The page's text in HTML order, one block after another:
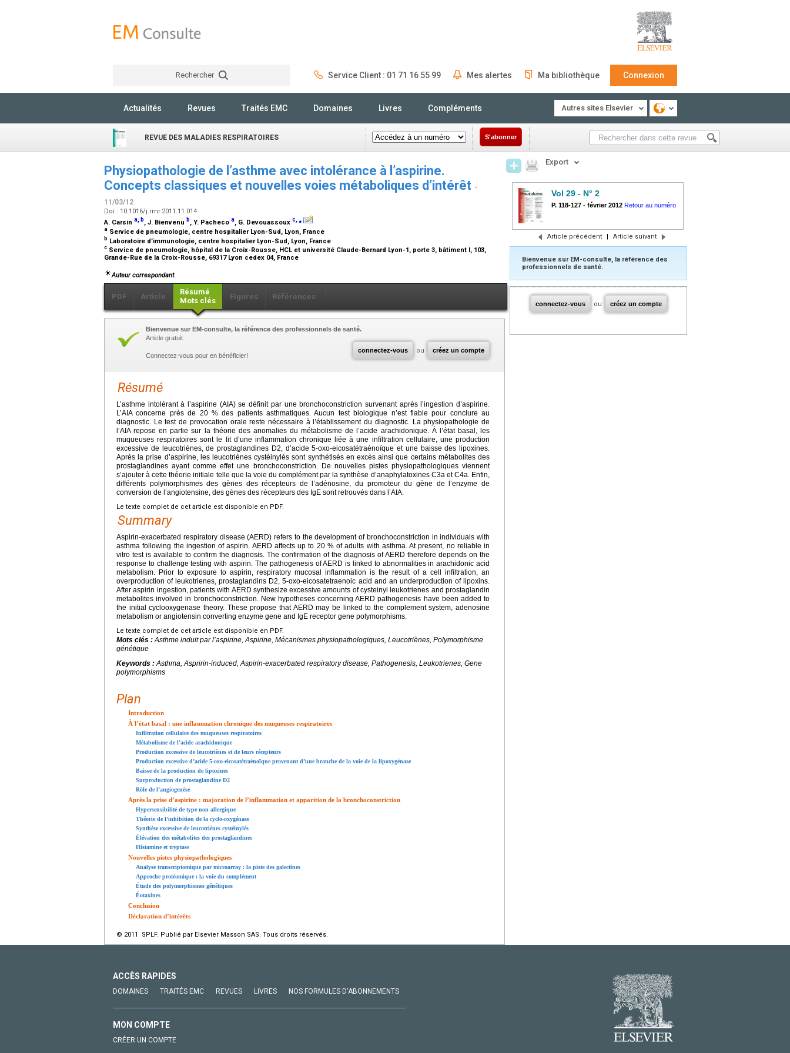
Rechercher Service Client : 01 71 16 55 99 Mes alertes Ma bibliothèque Connexion
Actualités Revues Traités EMC Domaines Livres Compléments Autres sites Elsevier
REVUE DES MALADIES RESPIRATOIRES S'abonner
Physiopathologie de l’asthme avec intolérance à l’aspirine.
Concepts classiques et nouvelles voies métaboliques d’intérêt -
11/03/12
Doi : 10.1016/j.rmr.2011.11.014
A. Carsin a, b, J. Bienvenu b, Y. Pacheco a, G. Devouassoux c,⁎
a Service de pneumologie, centre hospitalier Lyon-Sud, Lyon, France
b Laboratoire d’immunologie, centre hospitalier Lyon-Sud, Lyon, France
c Service de pneumologie, hôpital de la Croix-Rousse, HCL et université Claude-Bernard Lyon-1, porte 3, bâtiment I, 103,
Grande-Rue de la Croix-Rousse, 69317 Lyon cedex 04, France
Auteur correspondant.
PDF Article
Résumé
Mots clés
Figures Références
connectez-vous ou créez un compte
Bienvenue sur EM-consulte, la référence des professionnels de santé.
Article gratuit.
Connectez-vous pour en bénéficier!
Résumé
L’asthme intolérant à l’aspirine (AIA) se définit par une bronchoconstriction survenant après l’ingestion d’aspirine.
L’AIA concerne près de 20 % des patients asthmatiques. Aucun test biologique n’est fiable pour conclure au
diagnostic. Le test de provocation orale reste nécessaire à l’établissement du diagnostic. La physiopathologie de
l’AIA repose en partie sur la théorie des anomalies du métabolisme de l’acide arachidonique. À l’état basal, les
muqueuses respiratoires sont le lit d’une inflammation chronique liée à une infiltration cellulaire, une production
excessive de leucotriènes, de prostaglandines D2, d’acide 5-oxo-eicosatétraénoïque et une baisse des lipoxines.
Après la prise d’aspirine, les leucotriènes cystéinylés sont synthétisés en excès ainsi que certains métabolites des
prostaglandines ayant comme effet une bronchoconstriction. De nouvelles pistes physiopathologiques viennent
s’ajouter à cette théorie initiale telle que la voie du complément par la synthèse d’anaphylatoxines C3a et C4a. Enfin,
différents polymorphismes des gènes des récepteurs de l’adénosine, du promoteur du gène de l’enzyme de
conversion de l’angiotensine, des gènes des récepteurs des IgE sont retrouvés dans l’AIA.
Le texte complet de cet article est disponible en PDF.
Summary
Aspirin-exacerbated respiratory disease (AERD) refers to the development of bronchoconstriction in individuals with
asthma following the ingestion of aspirin. AERD affects up to 20 % of adults with asthma. At present, no reliable in
vitro test is available to confirm the diagnosis. The confirmation of the diagnosis of AERD therefore depends on the
response to challenge testing with aspirin. The pathogenesis of AERD is linked to abnormalities in arachidonic acid
metabolism. Prior to exposure to aspirin, respiratory mucosal inflammation is the result of a cell infiltration, an
overproduction of leukotrienes, prostaglandins D2, 5-oxo-eicosatetraenoic acid and an underproduction of lipoxins.
After aspirin ingestion, patients with AERD synthesize excessive amounts of cysteinyl leukotrienes and prostaglandin
metabolites involved in bronchoconstriction. New hypotheses concerning AERD pathogenesis have been added to
the initial cyclooxygenase theory. These propose that AERD may be linked to the complement system, adenosine
metabolism or angiotensin converting enzyme gene and IgE receptor gene polymorphisms.
Le texte complet de cet article est disponible en PDF.
Mots clés : Asthme induit par l’aspirine, Aspirine, Mécanismes physiopathologiques, Leucotriènes, Polymorphisme
génétique
Keywords : Asthma, Aspririn-induced, Aspirin-exacerbated respiratory disease, Pathogenesis, Leukotrienes, Gene
polymorphisms
Plan
Introduction
À l’état basal : une inflammation chronique des muqueuses respiratoires
Infiltration cellulaire des muqueuses respiratoires
Métabolisme de l’acide arachidonique
Production excessive de leucotriènes et de leurs récepteurs
Production excessive d’acide 5-oxo-eicosatétraénoïque provenant d’une branche de la voie de la lipoxygénase
Baisse de la production de lipoxines
Surproduction de prostaglandine D2
Rôle de l’angiogenèse
Après la prise d’aspirine : majoration de l’inflammation et apparition de la bronchoconstriction
Hypersensibilité de type non allergique
Théorie de l’inhibition de la cyclo-oxygénase
Synthèse excessive de leucotriènes cystéinylés
Élévation des métabolites des prostaglandines
Histamine et tryptase
Nouvelles pistes physiopathologiques
Analyse transcriptomique par microarray : la piste des galectines
Approche protéomique : la voie du complément
Étude des polymorphismes génétiques
Éotaxines
Conclusion
Déclaration d’intérêts
© 2011 SPLF. Publié par Elsevier Masson SAS. Tous droits réservés.
Export
Vol 29 - N° 2
P. 118-127 - février 2012 Retour au numéro
Article précédent | Article suivant
Bienvenue sur EM-consulte, la référence des
professionnels de santé.
connectez-vous ou créez un compte
ACCÈS RAPIDES
DOMAINES TRAITÉS EMC REVUES LIVRES NOS FORMULES D'ABONNEMENTS
MON COMPTE
CRÉER UN COMPTE